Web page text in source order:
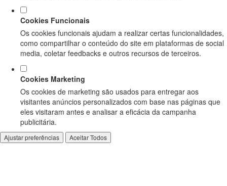
Cookies Funcionais
Os cookies funcionais ajudam a realizar certas funcionalidades,
como compartilhar o conteúdo do site em plataformas de social
media, coletar feedbacks e outros recursos de terceiros.
Cookies Marketing
Os cookies de marketing são usados para entregar aos
visitantes anúncios personalizados com base nas páginas que
eles visitaram antes e analisar a eficácia da campanha
publicitária.
Ajustar preferências Aceitar Todos